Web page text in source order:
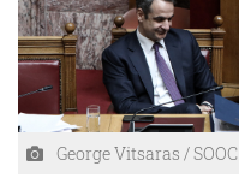
George Vitsaras / SOOC